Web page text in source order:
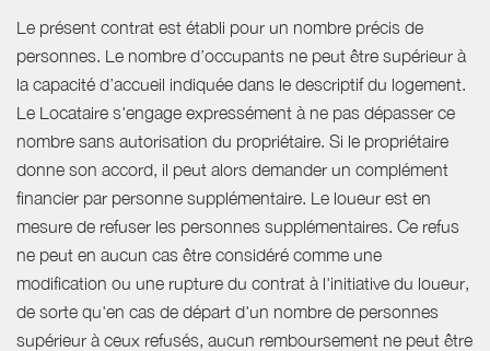
Le présent contrat est établi pour un nombre précis de
personnes. Le nombre d’occupants ne peut être supérieur à
la capacité d’accueil indiquée dans le descriptif du logement.
Le Locataire s'engage expressément à ne pas dépasser ce
nombre sans autorisation du propriétaire. Si le propriétaire
donne son accord, il peut alors demander un complément
financier par personne supplémentaire. Le loueur est en
mesure de refuser les personnes supplémentaires. Ce refus
ne peut en aucun cas être considéré comme une
modification ou une rupture du contrat à l'initiative du loueur,
de sorte qu'en cas de départ d'un nombre de personnes
supérieur à ceux refusés, aucun remboursement ne peut être